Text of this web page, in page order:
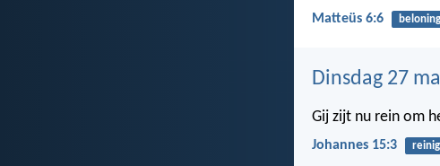
Matteüs 6:6 beloning
Dinsdag 27
Gij zijt nu rein om
Johannes 15:3